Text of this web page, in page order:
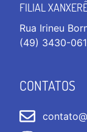
FILIAL
Rua Irineu
(49) 3430-
CONTATOS